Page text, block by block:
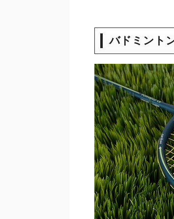
バドミント